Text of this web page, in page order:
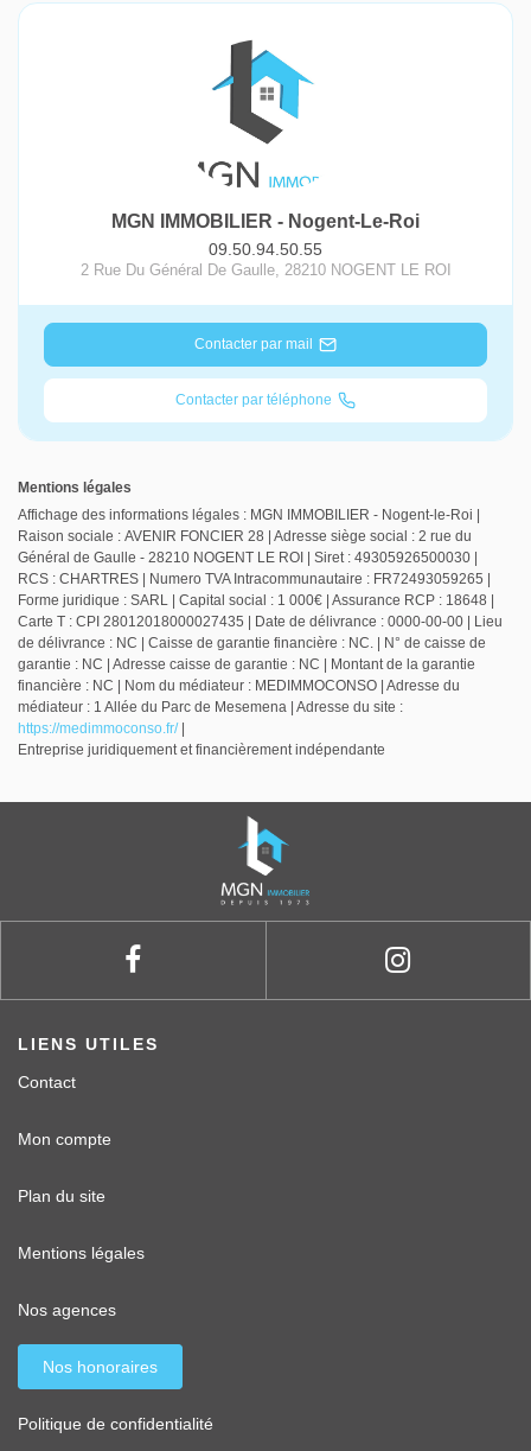
MGN IMMOBILIER - Nogent-Le-Roi
09.50.94.50.55
2 Rue Du Général De Gaulle, 28210 NOGENT LE ROI
Contacter par mail
Contacter par téléphone
Mentions légales
Affichage des informations légales : MGN IMMOBILIER - Nogent-le-Roi |
Raison sociale : AVENIR FONCIER 28 | Adresse siège social : 2 rue du
Général de Gaulle - 28210 NOGENT LE ROI | Siret : 49305926500030 |
RCS : CHARTRES | Numero TVA Intracommunautaire : FR72493059265 |
Forme juridique : SARL | Capital social : 1 000€ | Assurance RCP : 18648 |
Carte T : CPI 28012018000027435 | Date de délivrance : 0000-00-00 | Lieu
de délivrance : NC | Caisse de garantie financière : NC. | N° de caisse de
garantie : NC | Adresse caisse de garantie : NC | Montant de la garantie
financière : NC | Nom du médiateur : MEDIMMOCONSO | Adresse du
médiateur : 1 Allée du Parc de Mesemena | Adresse du site :
https://medimmoconso.fr/|
Entreprise juridiquement et financièrement indépendante
LIENS UTILES
Contact
Mon compte
Plan du site
Mentions légales
Nos agences
Nos honoraires
Politique de confidentialité